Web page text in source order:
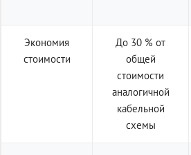
Экономия
стоимости
До 30 % от
общей
стоимости
аналогичной
кабельной
схемы